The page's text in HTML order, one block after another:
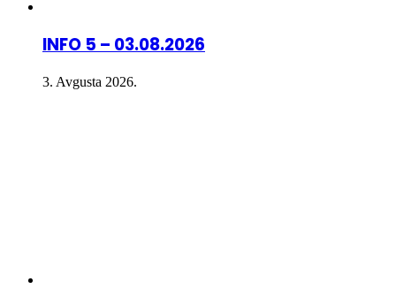
INFO 5 – 03.08.2026
3. Avgusta 2026.